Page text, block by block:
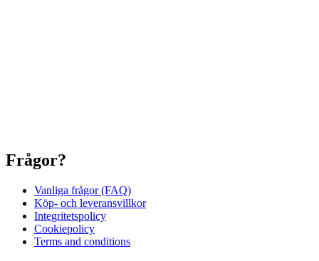
Frågor?
Vanliga frågor (FAQ)
Köp- och leveransvillkor
Integritetspolicy
Cookiepolicy
Terms and conditions